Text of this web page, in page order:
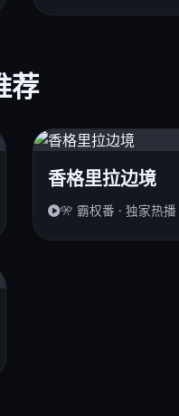
荐
香格里拉边境
🎌 霸权番 · 独家热播